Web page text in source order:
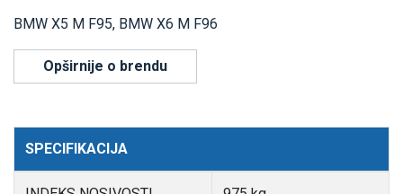
BMW X5 M F95, BMW X6 M F96
Opširnije o brendu
SPECIFIKACIJA